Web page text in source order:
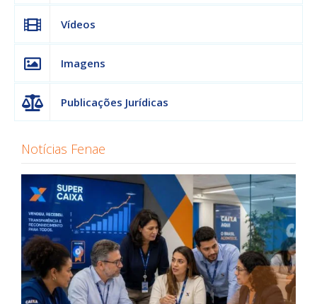
Vídeos
Imagens
Publicações Jurídicas
Notícias Fenae